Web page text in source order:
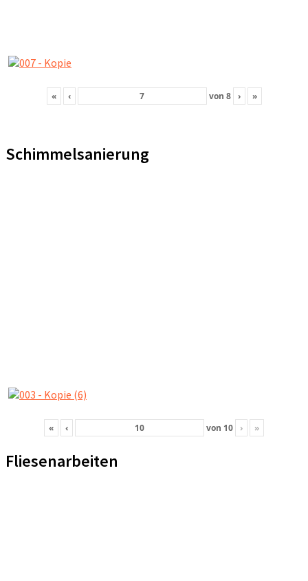
« ‹ von 8 › »
Schimmelsanierung
« ‹ von 10 › »
Fliesenarbeiten